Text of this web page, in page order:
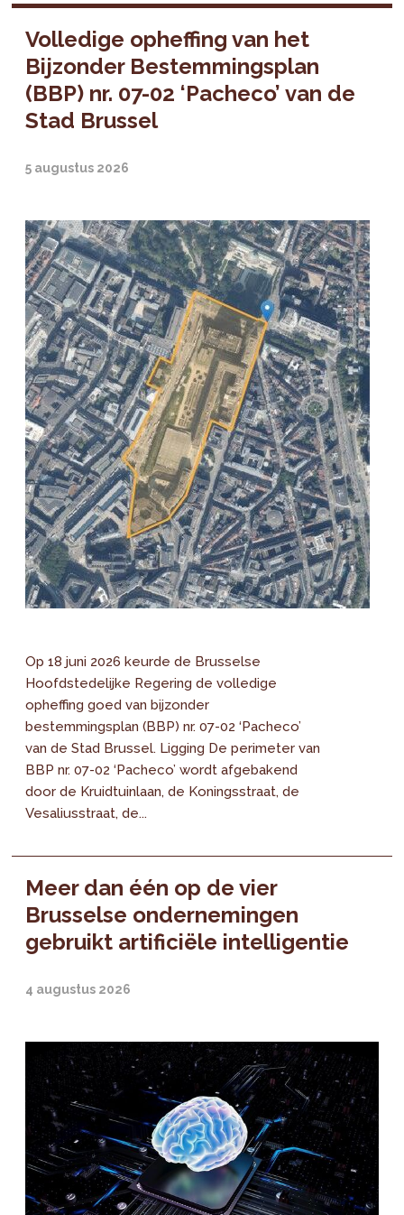
Volledige opheffing van het
Bijzonder Bestemmingsplan
(BBP) nr. 07-02 ‘Pacheco’ van de
Stad Brussel
5 augustus 2026
Op 18 juni 2026 keurde de Brusselse
Hoofdstedelijke Regering de volledige
opheffing goed van bijzonder
bestemmingsplan (BBP) nr. 07-02 ‘Pacheco’
van de Stad Brussel. Ligging De perimeter van
BBP nr. 07-02 ‘Pacheco’ wordt afgebakend
door de Kruidtuinlaan, de Koningsstraat, de
Vesaliusstraat, de...
Meer dan één op de vier
Brusselse ondernemingen
gebruikt artificiële intelligentie
4 augustus 2026